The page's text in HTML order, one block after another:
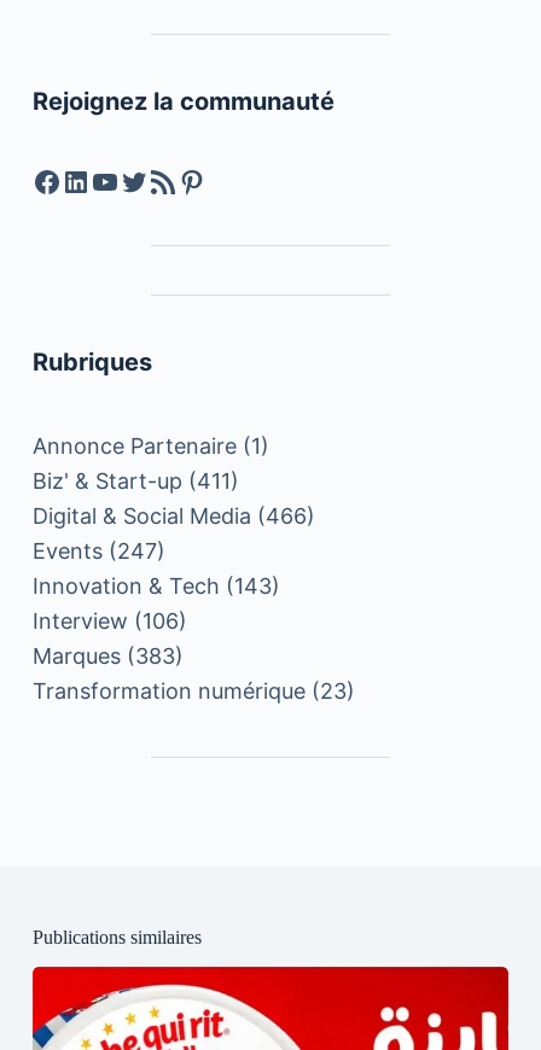
Rejoignez la communauté
Facebook
LinkedIn
YouTube
Twitter
Feed RSSPinterest
Rubriques
Annonce Partenaire(1)
Biz' & Start-up (411)
Digital & Social Media (466)
Events(247)
Innovation & Tech (143)
Interview (106)
Marques(383)
Transformation numérique(23)
Publications similaires